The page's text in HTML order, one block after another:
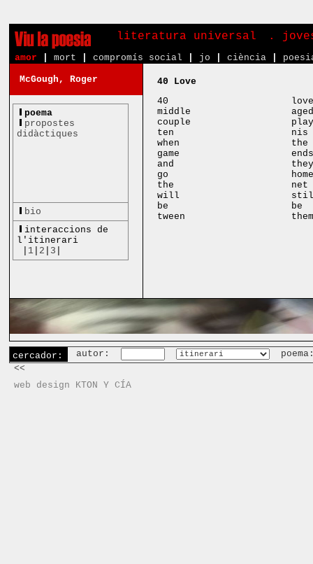
literatura universal .
amor mort compromís social jo ciència
McGough, Roger
poema
propostes
didàctiques
bio
interaccions de
l'itinerari
1 2 3
40 Love
40
middle
couple
ten
nis
when
the
game
and
go
the
net
will
be
be
tween
cercador: autor:
<<
web design KTON Y CÍA